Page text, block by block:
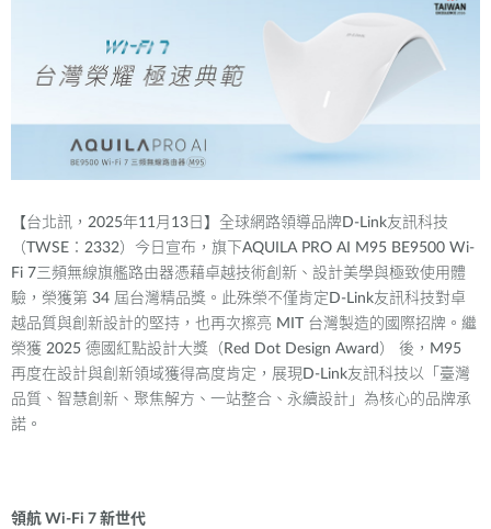
【台北訊， 2025年11月 13 日】全球網路領導品牌D-Link友訊科技
（
TWSE ： 2332）今日宣布，旗下AQUILA PRO AI M95 BE9500 Wi-
Fi 7三頻無線旗艦路由器憑藉卓越技術創新、設計美學與極致使用體
驗，榮獲第 34 屆台灣精品獎。此殊榮不僅肯定 D-Link友訊科技對卓
越品質與創新設計的堅持，也再次擦亮 MIT 台灣製造的國際招牌。繼
榮獲 2025 德國紅點設計大獎（ Red Dot Design Award ） 後， M95
再度在設計與創新領域獲得高度肯定，展現D-Link友訊科技以「臺灣
品質、智慧創新、聚焦解方、一站整合、永續設計」為核心的品牌承
諾。
領航 Wi-Fi 7 新世代